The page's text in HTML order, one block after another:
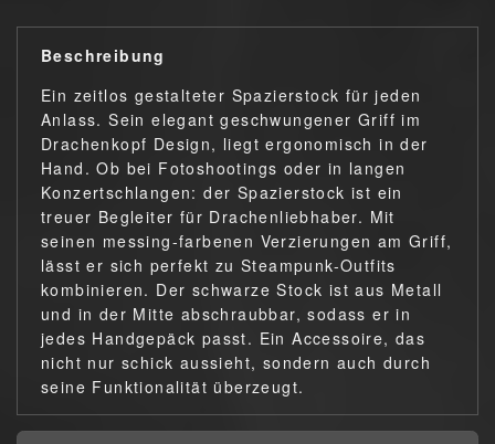
Beschreibung
Ein zeitlos gestalteter Spazierstock für jeden
Anlass. Sein elegant geschwungener Griff im
Drachenkopf Design, liegt ergonomisch in der
Hand. Ob bei Fotoshootings oder in langen
Konzertschlangen: der Spazierstock ist ein
treuer Begleiter für Drachenliebhaber. Mit
seinen messing-farbenen Verzierungen am Griff,
lässt er sich perfekt zu Steampunk-Outfits
kombinieren. Der schwarze Stock ist aus Metall
und in der Mitte abschraubbar, sodass er in
jedes Handgepäck passt. Ein Accessoire, das
nicht nur schick aussieht, sondern auch durch
seine Funktionalität überzeugt.